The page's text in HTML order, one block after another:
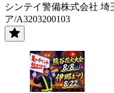
シンテイ警備株式会社 埼
ア/A3203200103